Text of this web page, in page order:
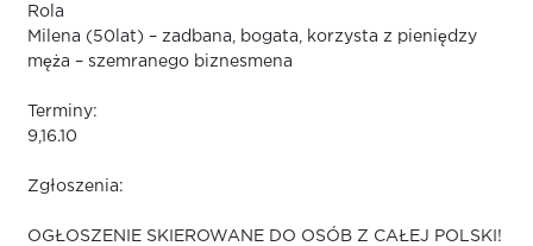
Rola
Milena (50lat) – zadbana, bogata, korzysta z pieniędzy
męża – szemranego biznesmena
Terminy:
9,16.10
Zgłoszenia:
OGŁOSZENIE SKIEROWANE DO OSÓB Z CAŁEJ POLSKI!